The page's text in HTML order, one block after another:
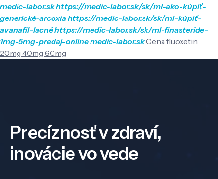
medic-labor.skhttps://medic-labor.sk/sk/ml-ako-kúpiť-
generické-arcoxiahttps://medic-labor.sk/sk/ml-kúpiť-
avanafil-lacnéhttps://medic-labor.sk/sk/ml-finasteride-
1mg-5mg-predaj-onlinemedic-labor.skCena fluoxetin
20mg 40mg 60mg
Precíznosť v zdraví,
inovácie vo vede